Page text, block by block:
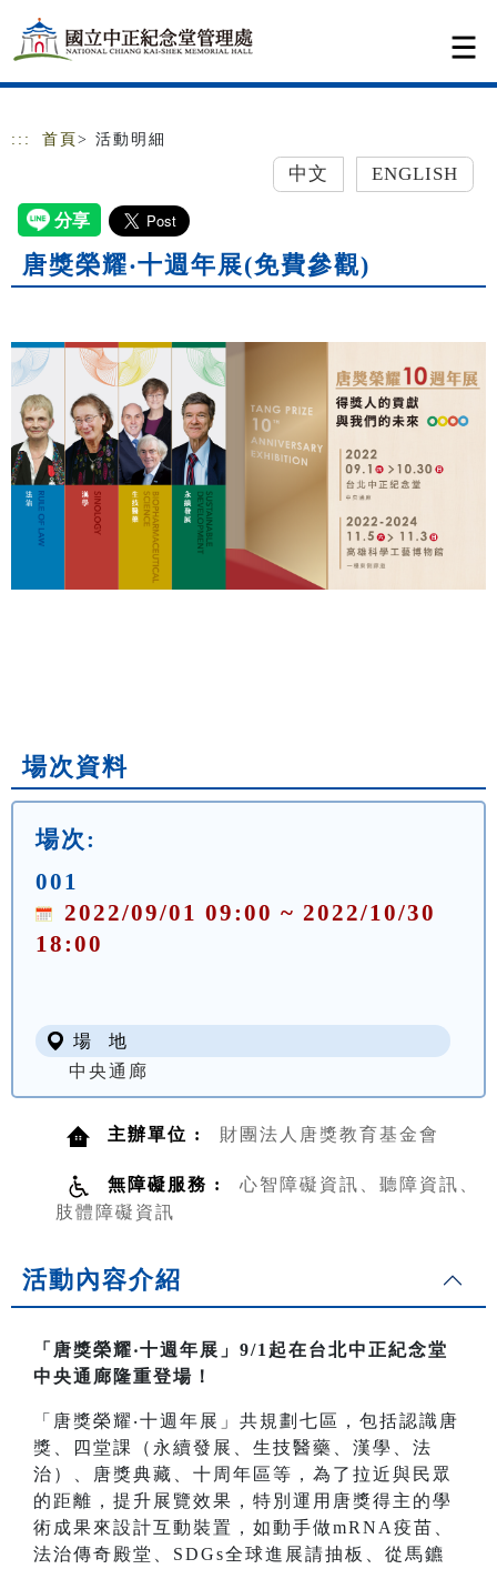
跳到主要內容
網站導覽
::: 首頁 > 活動明細
中文 ENGLISH
唐獎榮耀‧十週年展(免費參觀)
場次資料
場次:
001
2022/09/01 09:00 ~ 2022/10/30
18:00
場 地
中央通廊
主辦單位 : 財團法人唐獎教育基金會
無障礙服務 :
心智障礙資訊、聽障資訊、
肢體障礙資訊
活動內容介紹
「唐獎榮耀‧十週年展」9/1起在台北中正紀念堂
中央通廊隆重登場！
「唐獎榮耀‧十週年展」共規劃七區，包括認識唐
獎、四堂課（永續發展、生技醫藥、漢學、法
治）、唐獎典藏、十周年區等，為了拉近與民眾
的距離，提升展覽效果，特別運用唐獎得主的學
術成果來設計互動裝置，如動手做mRNA疫苗、
法治傳奇殿堂、SDGs全球進展請抽板、從馬鑣